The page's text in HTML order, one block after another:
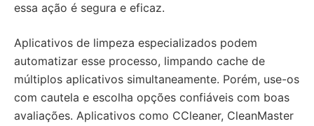
essa ação é segura e eficaz.
Aplicativos de limpeza especializados podem
automatizar esse processo, limpando cache de
múltiplos aplicativos simultaneamente. Porém, use-os
com cautela e escolha opções confiáveis com boas
avaliações. Aplicativos como CCleaner, CleanMaster